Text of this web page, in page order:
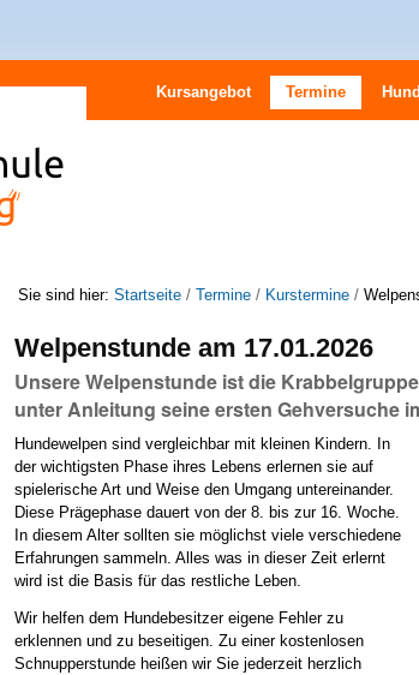
Kursangebot Termine
Sie sind hier: Startseite / Termine / Kurstermine /
Welpenstunde am 17.01.2026
Unsere Welpenstunde ist die
unter Anleitung seine ersten Gehversuche
Hundewelpen sind vergleichbar mit kleinen Kindern. In
der wichtigsten Phase ihres Lebens erlernen sie auf
spielerische Art und Weise den Umgang untereinander.
Diese Prägephase dauert von der 8. bis zur 16. Woche.
In diesem Alter sollten sie möglichst viele verschiedene
Erfahrungen sammeln. Alles was in dieser Zeit erlernt
wird ist die Basis für das restliche Leben.
Wir helfen dem Hundebesitzer eigene Fehler zu
erklennen und zu beseitigen. Zu einer kostenlosen
Schnupperstunde heißen wir Sie jederzeit herzlich